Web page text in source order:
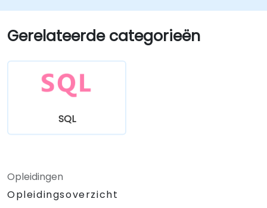
Gerelateerde categorieën
SQL
Opleidingen
Opleidingsoverzicht